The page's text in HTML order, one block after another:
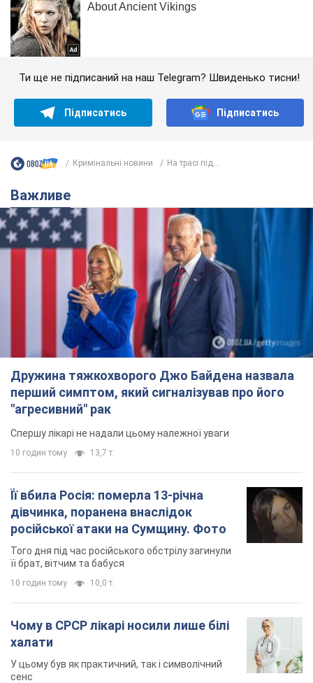
Ти ще не підписаний на наш Telegram? Швиденько тисни!
Підписатись Підписатись
Кримінальні новини На трасі під...
Важливе
Дружина тяжкохворого Джо Байдена назвала
перший симптом, який сигналізував про його
"агресивний" рак
Спершу лікарі не надали цьому належної уваги
10 годин тому 13,7 т.
Її вбила Росія: померла 13-річна
дівчинка, поранена внаслідок
російської атаки на Сумщину. Фото
Того дня під час російського обстрілу загинули
її брат, вітчим та бабуся
10 годин тому 10,0 т.
Чому в СРСР лікарі носили лише білі
халати
У цьому був як практичний, так і символічний
сенс